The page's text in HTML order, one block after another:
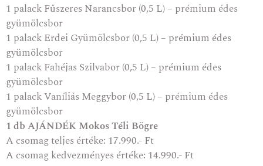
1 palackFűszeres Narancsbor (0,5 L) – prémium édes
gyümölcsbor
1 palackErdei Gyümölcsbor (0,5 L) – prémium édes
gyümölcsbor
1 palackFahéjas Szilvabor (0,5 L) – prémium édes
gyümölcsbor
1 palackVaníliás Meggybor (0,5 L) – prémium édes
gyümölcsbor
1 db AJÁNDÉK Mokos Téli Bögre
A csomag teljes értéke: 17.990.- Ft
A csomag kedvezményes értéke: 14.990.- Ft